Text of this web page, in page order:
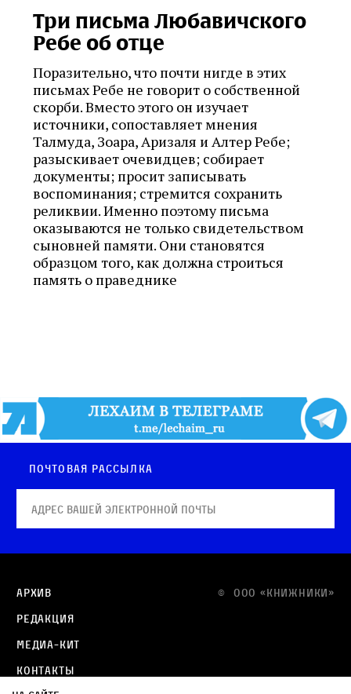
Три письма Любавичского
Ребе об отце
Поразительно, что почти нигде в этих
письмах Ребе не говорит о собственной
скорби. Вместо этого он изучает
источники, сопоставляет мнения
Талмуда, Зоара, Аризаля и Алтер Ребе;
разыскивает очевидцев; собирает
документы; просит записывать
воспоминания; стремится сохранить
реликвии. Именно поэтому письма
оказываются не только свидетельством
сыновней памяти. Они становятся
образцом того, как должна строиться
память о праведнике
Почтовая рассылка
© OOO «КНИЖНИКИ»
Архив
Редакция
Медиа-кит
Контакты